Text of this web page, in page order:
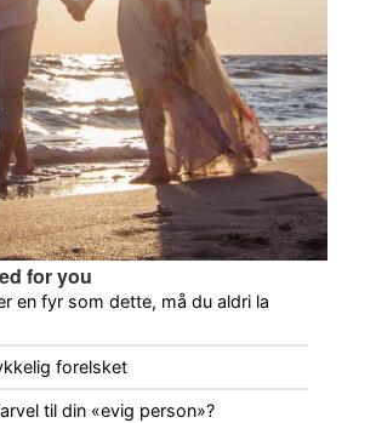
for you
en fyr som dette, må du aldri la
forelsket
til din «evig person»?